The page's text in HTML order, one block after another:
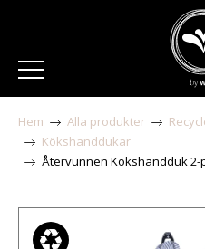
Hem Alla produkter
Kökshanddukar
Återvunnen Kökshandduk 2-